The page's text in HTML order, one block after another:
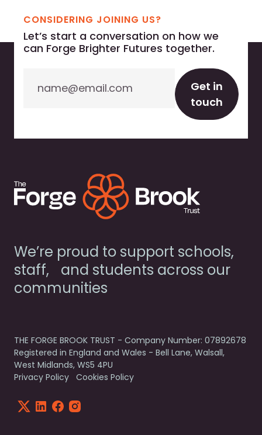
CONSIDERING JOINING US?
Let’s start a conversation on how we
can Forge Brighter Futures together.
Get in
touch
We’re proud to support schools,
staff, and students across our
communities
THE FORGE BROOK TRUST - Company Number: 07892678
Registered in England and Wales - Bell Lane, Walsall,
West Midlands, WS5 4PU
Privacy Policy Cookies Policy